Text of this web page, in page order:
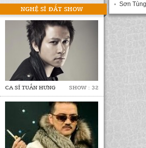
NGHỆ SĨ ĐẮT SHOW
CA SĨ TUẤN HƯNG SHOW : 32
Sơn